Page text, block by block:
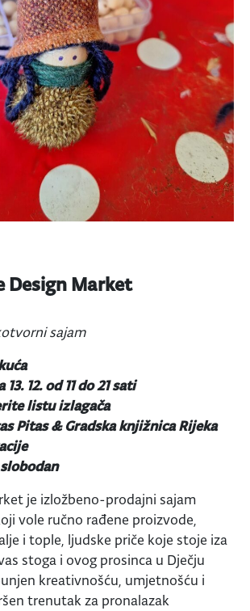
Design Market
sajam
12. od 11 do 21 sati
listu izlagača
Pitas & Gradska knjižnica Rijeka
je izložbeno-prodajni sajam
vole ručno rađene proizvode,
i tople, ljudske priče koje stoje iza
stoga i ovog prosinca u Dječju
kreativnošću, umjetnošću i
trenutak za pronalazak